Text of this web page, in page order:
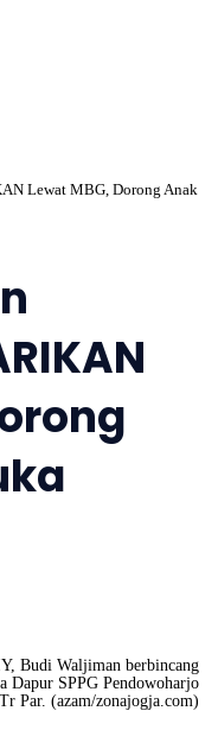
Lewat MBG, Dorong Anak
Budi Waljiman berbincang
Dapur SPPG Pendowoharjo
Par. (azam/zonajogja.com)